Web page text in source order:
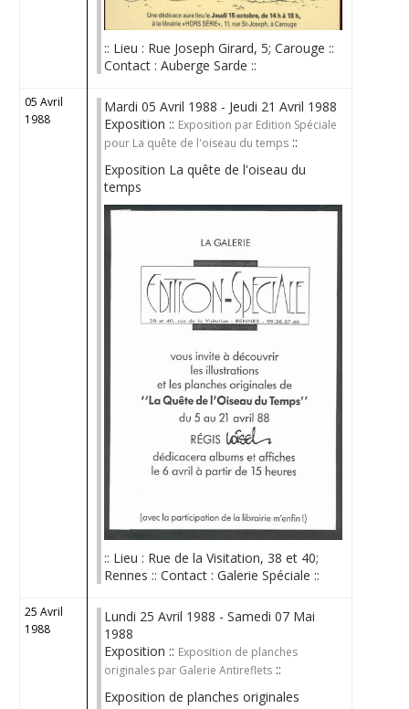
:: Lieu : Rue Joseph Girard, 5; Carouge ::
Contact : Auberge Sarde ::
05 Avril
1988
Mardi 05 Avril 1988 - Jeudi 21 Avril 1988
Exposition :: Exposition par Edition Spéciale
pour La quête de l'oiseau du temps ::
Exposition La quête de l'oiseau du
temps
:: Lieu : Rue de la Visitation, 38 et 40;
Rennes :: Contact : Galerie Spéciale ::
25 Avril
1988
Lundi 25 Avril 1988 - Samedi 07 Mai
1988
Exposition :: Exposition de planches
originales par Galerie Antireflets ::
Exposition de planches originales